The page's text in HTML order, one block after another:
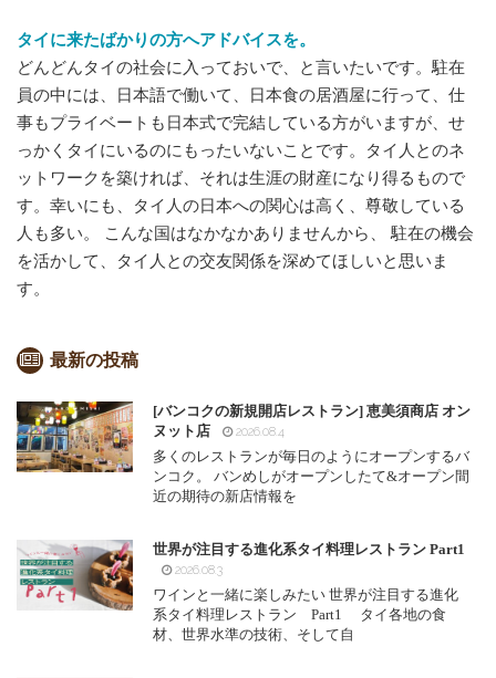
タイに来たばかりの方へアドバイスを。
どんどんタイの社会に入っておいで、と言いたいです。駐在
員の中には、日本語で働いて、日本食の居酒屋に行って、仕
事もプライベートも日本式で完結している方がいますが、せ
っかくタイにいるのにもったいないことです。タイ人とのネ
ットワークを築ければ、それは生涯の財産になり得るもので
す。幸いにも、タイ人の日本への関心は高く、尊敬している
人も多い。 こんな国はなかなかありませんから、 駐在の機会
を活かして、タイ人との交友関係を深めてほしいと思いま
す。
最新の投稿
[バンコクの新規開店レストラン] 恵美須商店 オン
ヌット店
2026.08.4
多くのレストランが毎日のようにオープンするバ
ンコク。 バンめしがオープンしたて&オープン間
近の期待の新店情報を
世界が注目する進化系タイ料理レストラン Part1
2026.08.3
ワインと一緒に楽しみたい 世界が注目する進化
系タイ料理レストラン Part1 タイ各地の食
材、世界水準の技術、そして自